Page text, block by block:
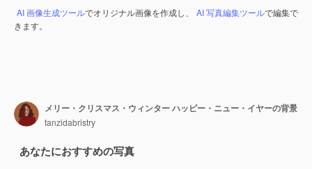
AI 画像生成ツールでオリジナル画像を作成し、 AI 写真編集ツールで編集で
きます。
メリー・クリスマス・ウィンター ハッピー・ニュー・イヤーの背景
tanzidabristry
あなたにおすすめの写真